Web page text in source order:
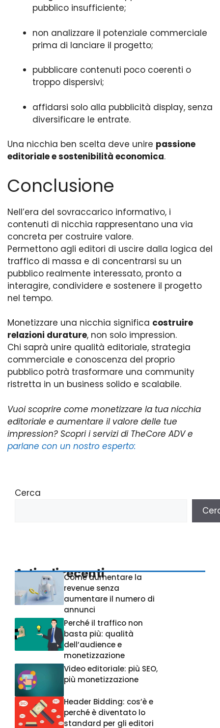
pubblico insufficiente;
non analizzare il potenziale commerciale
prima di lanciare il progetto;
pubblicare contenuti poco coerenti o
troppo dispersivi;
affidarsi solo alla pubblicità display, senza
diversificare le entrate.
Una nicchia ben scelta deve unire passione
editoriale e sostenibilità economica.
Conclusione
Nell’era del sovraccarico informativo, i
contenuti di nicchia rappresentano una via
concreta per costruire valore.
Permettono agli editori di uscire dalla logica del
traffico di massa e di concentrarsi su un
pubblico realmente interessato, pronto a
interagire, condividere e sostenere il progetto
nel tempo.
Monetizzare una nicchia significa costruire
relazioni durature, non solo impression.
Chi saprà unire qualità editoriale, strategia
commerciale e conoscenza del proprio
pubblico potrà trasformare una community
ristretta in un business solido e scalabile.
Vuoi scoprire come monetizzare la tua nicchia
editoriale e aumentare il valore delle tue
impression? Scopri i servizi di TheCore ADV e
parlane con un nostro esperto:
Cerca
Articoli recenti
Come aumentare la
revenue senza
aumentare il numero di
annunci
Perché il traffico non
basta più: qualità
dell’audience e
monetizzazione
Video editoriale: più SEO,
più monetizzazione
Header Bidding: cos’è e
perché è diventato lo
standard per gli editori